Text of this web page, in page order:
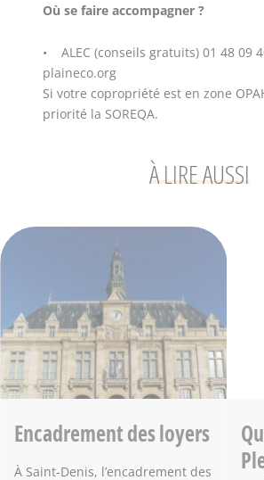
Où se faire accompagner ?
• ALEC (conseils gratuits) 01 48 09
plaineco.org
Si votre copropriété est en zone
priorité la SOREQA.
À LIRE AUSSI
Encadrement des loyers
À Saint-Denis, l’encadrement des